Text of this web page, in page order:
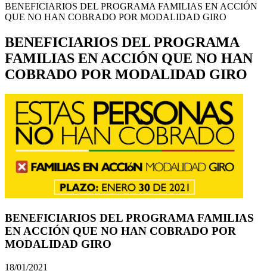
BENEFICIARIOS DEL PROGRAMA FAMILIAS EN ACCIÓN
QUE NO HAN COBRADO POR MODALIDAD GIRO
BENEFICIARIOS DEL PROGRAMA
FAMILIAS EN ACCIÓN QUE NO HAN
COBRADO POR MODALIDAD GIRO
BENEFICIARIOS DEL PROGRAMA FAMILIAS
EN ACCIÓN QUE NO HAN COBRADO POR
MODALIDAD GIRO
18/01/2021